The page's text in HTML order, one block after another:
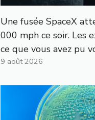
Une fusée SpaceX
000 mph ce soir. Les
ce que vous avez pu
9 août 2026